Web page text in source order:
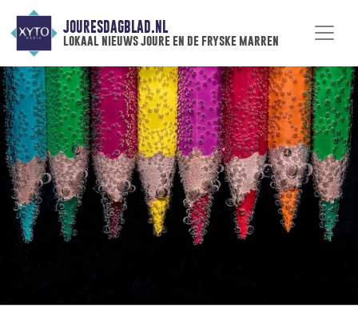
JOURESDAGBLAD.NL
lokaal nieuws joure en de fryske marren